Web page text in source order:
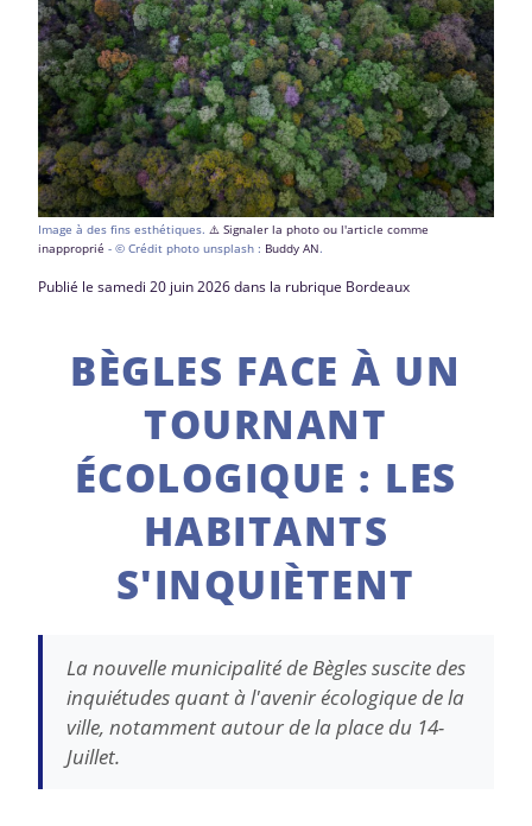
Image à des fins esthétiques. ⚠️ Signaler la photo ou l'article comme
inapproprié - © Crédit photo unsplash : Buddy AN.
Publié le samedi 20 juin 2026 dans la rubrique Bordeaux
BÈGLES FACE À UN
TOURNANT
ÉCOLOGIQUE : LES
HABITANTS
S'INQUIÈTENT
La nouvelle municipalité de Bègles suscite des
inquiétudes quant à l'avenir écologique de la
ville, notamment autour de la place du 14-
Juillet.